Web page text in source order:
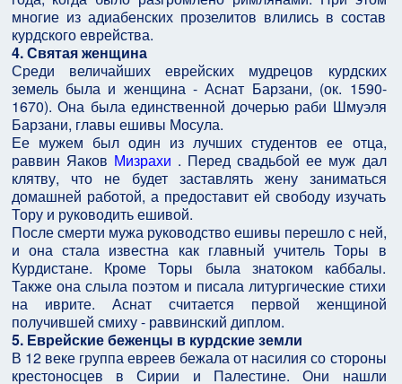
многие из адиабенских прозелитов влились в состав
курдского еврейства.
4. Святая женщина
Среди величайших еврейских мудрецов курдских
земель была и женщина - Аснат Барзани, (ок. 1590-
1670). Она была единственной дочерью раби Шмуэля
Барзани, главы ешивы Мосула.
Ее мужем был один из лучших студентов ее отца,
раввин Яаков Мизрахи . Перед свадьбой ее муж дал
клятву, что не будет заставлять жену заниматься
домашней работой, а предоставит ей свободу изучать
Тору и руководить ешивой.
После смерти мужа руководство ешивы перешло с ней,
и она стала известна как главный учитель Торы в
Курдистане. Кроме Торы была знатоком каббалы.
Также она слыла поэтом и писала литургические стихи
на иврите. Аснат считается первой женщиной
получившей смиху - раввинский диплом.
5. Еврейские беженцы в курдские земли
В 12 веке группа евреев бежала от насилия со стороны
крестоносцев в Сирии и Палестине. Они нашли